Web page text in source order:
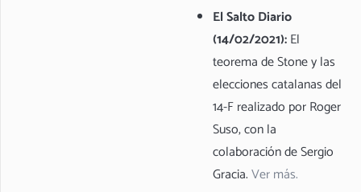
El Salto Diario
(14/02/2021):El
teorema de Stone y las
elecciones catalanas del
14-F realizado por Roger
Suso, con la
colaboración de Sergio
Gracia.Ver más.